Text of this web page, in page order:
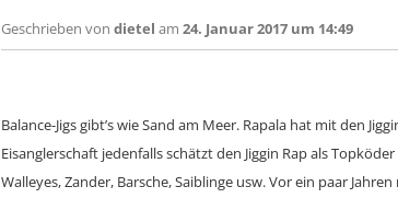
Geschrieben von dietel am 24. Januar 2017 um 14:49
Balance-Jigs gibt’s wie Sand am Meer. Rapala hat mit den
Eisanglerschaft jedenfalls schätzt den Jiggin Rap als
Walleyes, Zander, Barsche, Saiblinge usw. Vor ein paar